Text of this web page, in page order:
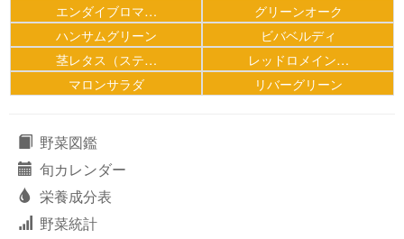
エンダイブロマ…
グリーンオーク
ハンサムグリーン
ビバベルディ
茎レタス（ステ…
レッドロメイン…
マロンサラダ
リバーグリーン
野菜図鑑
旬カレンダー
栄養成分表
野菜統計